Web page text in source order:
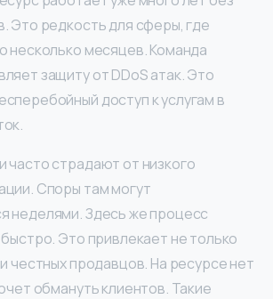
Это редкость для сферы, где
несколько месяцев. Команда
защиту от DDoS атак. Это
доступ к услугам в
часто страдают от низкого
Споры там могут
неделями. Здесь же процесс
Это привлекает не только
честных продавцов. На ресурсе нет
обмануть клиентов. Такие